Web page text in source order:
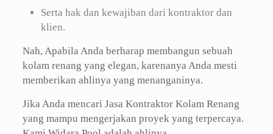
Serta hak dan kewajiban dari kontraktor dan
klien.
Nah, Apabila Anda berharap membangun sebuah
kolam renang yang elegan, karenanya Anda mesti
memberikan ahlinya yang menanganinya.
Jika Anda mencari Jasa Kontraktor Kolam Renang
yang mampu mengerjakan proyek yang terpercaya.